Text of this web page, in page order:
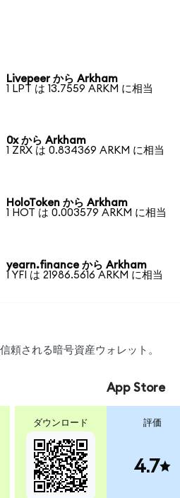
Livepeer から Arkham
1 LPT は 13.7559 ARKM に相当
0x から Arkham
1 ZRX は 0.834369 ARKM に相当
HoloToken から Arkham
1 HOT は 0.003579 ARKM に相当
yearn.finance から Arkham
1 YFI は 21986.5616 ARKM に相当
頼される暗号資産ウォレット。
ダウンロード
App Store
評価
4.7